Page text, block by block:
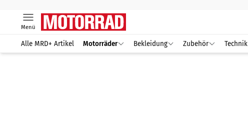
Menü
Alle MRD+ Artikel Motorräder Bekleidung Zubehör Technik